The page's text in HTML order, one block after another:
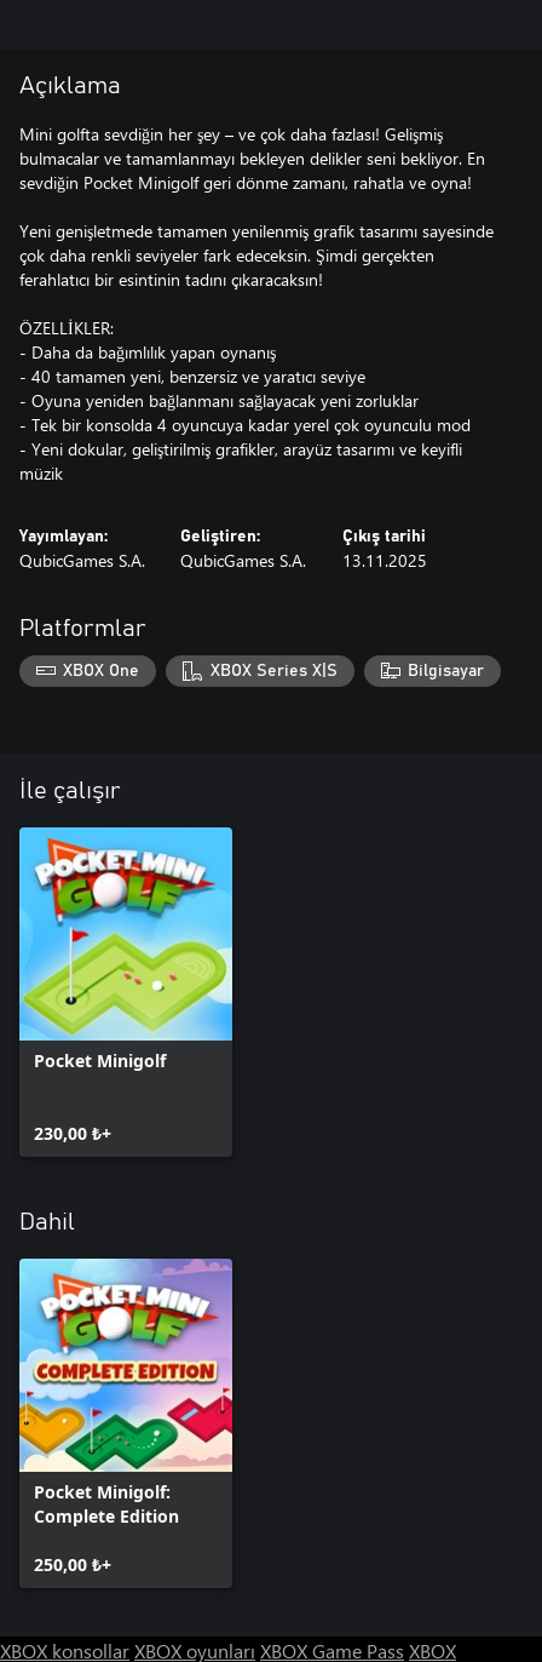
Açıklama
Mini golfta sevdiğin her şey – ve çok daha fazlası! Gelişmiş
bulmacalar ve tamamlanmayı bekleyen delikler seni bekliyor. En
sevdiğin Pocket Minigolf geri dönme zamanı, rahatla ve oyna!
Yeni genişletmede tamamen yenilenmiş grafik tasarımı sayesinde
çok daha renkli seviyeler fark edeceksin. Şimdi gerçekten
ferahlatıcı bir esintinin tadını çıkaracaksın!
ÖZELLİKLER:
- Daha da bağımlılık yapan oynanış
- 40 tamamen yeni, benzersiz ve yaratıcı seviye
- Oyuna yeniden bağlanmanı sağlayacak yeni zorluklar
- Tek bir konsolda 4 oyuncuya kadar yerel çok oyunculu mod
- Yeni dokular, geliştirilmiş grafikler, arayüz tasarımı ve keyifli
müzik
Yayımlayan:
QubicGames S.A.
Geliştiren:
QubicGames S.A.
Çıkış tarihi
13.11.2025
Platformlar
XBOX One XBOX Series X|S Bilgisayar
İle çalışır
Pocket Minigolf
230,00 ₺+
Dahil
Pocket Minigolf:
Complete Edition
250,00 ₺+
XBOX konsollarXBOX oyunları XBOX Game Pass XBOX